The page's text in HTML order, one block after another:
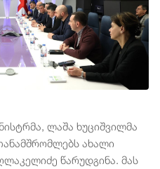
ლაშა ხუციშვილმა
ახალი
წარუდგინა. მას